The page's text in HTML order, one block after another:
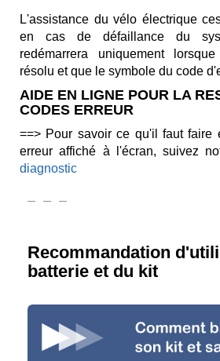
L'assistance du vélo électrique
en cas de défaillance du
redémarrera uniquement
résolu et que le symbole du code
AIDE EN LIGNE POUR LA
CODES ERREUR
==> Pour savoir ce qu'il faut faire
erreur affiché à l'écran, suivez
diagnostic
Recommandation
batterie et du kit